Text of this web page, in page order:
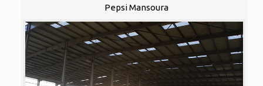
Pepsi Mansoura